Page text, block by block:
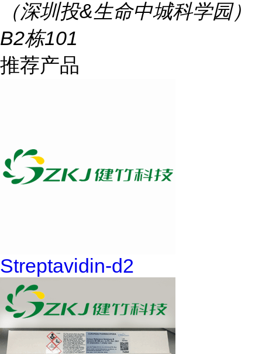
（深圳投&生命中城科学园）
B2栋101
推荐产品
Streptavidin-d2